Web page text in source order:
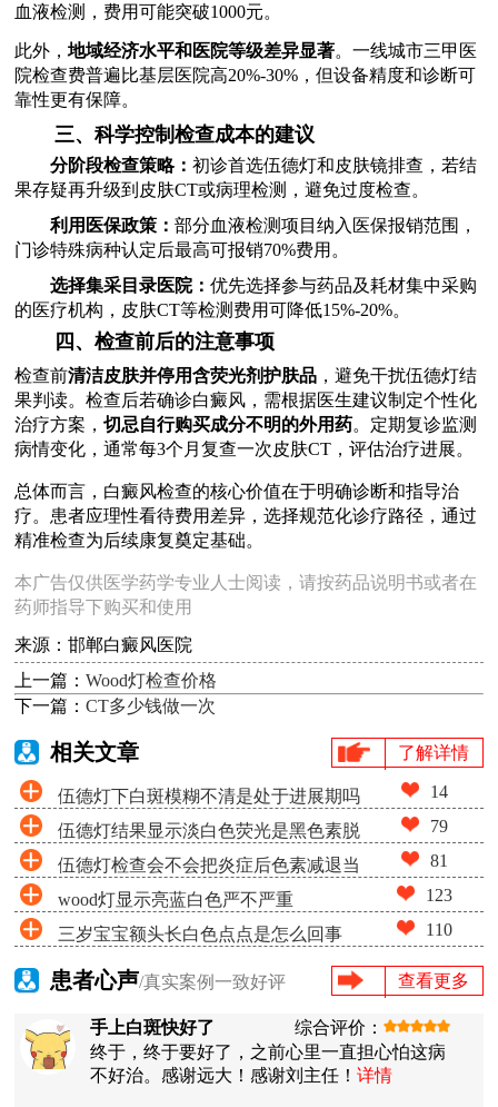
血液检测，费用可能突破1000元。
此外，地域经济水平和医院等级差异显著。一线城市三甲医
院检查费普遍比基层医院高20%-30%，但设备精度和诊断可
靠性更有保障。
三、科学控制检查成本的建议
分阶段检查策略：初诊首选伍德灯和皮肤镜排查，若结
果存疑再升级到皮肤CT或病理检测，避免过度检查。
利用医保政策：部分血液检测项目纳入医保报销范围，
门诊特殊病种认定后最高可报销70%费用。
选择集采目录医院：优先选择参与药品及耗材集中采购
的医疗机构，皮肤CT等检测费用可降低15%-20%。
四、检查前后的注意事项
检查前清洁皮肤并停用含荧光剂护肤品 ，避免干扰伍德灯结
果判读。检查后若确诊白癜风，需根据医生建议制定个性化
治疗方案，切忌自行购买成分不明的外用药。定期复诊监测
病情变化，通常每3个月复查一次皮肤CT，评估治疗进展。
总体而言，白癜风检查的核心价值在于明确诊断和指导治
疗。患者应理性看待费用差异，选择规范化诊疗路径，通过
精准检查为后续康复奠定基础。
本广告仅供医学药学专业人士阅读，请按药品说明书或者在
药师指导下购买和使用
来源：邯郸白癜风医院
上一篇：Wood灯检查价格
下一篇：CT多少钱做一次
相关文章 了解详情
伍德灯下白斑模糊不清是处于进展期吗 14
伍德灯结果显示淡白色荧光是黑色素脱
失很少吗
79
伍德灯检查会不会把炎症后色素减退当
成白癜风
81
wood灯显示亮蓝白色严不严重 123
三岁宝宝额头长白色点点是怎么回事 110
患者心声/真实案例一致好评 查看更多
手上白斑快好了
综合评价：
终于，终于要好了，之前心里一直担心怕这病
不好治。感谢远大！感谢刘主任！详情